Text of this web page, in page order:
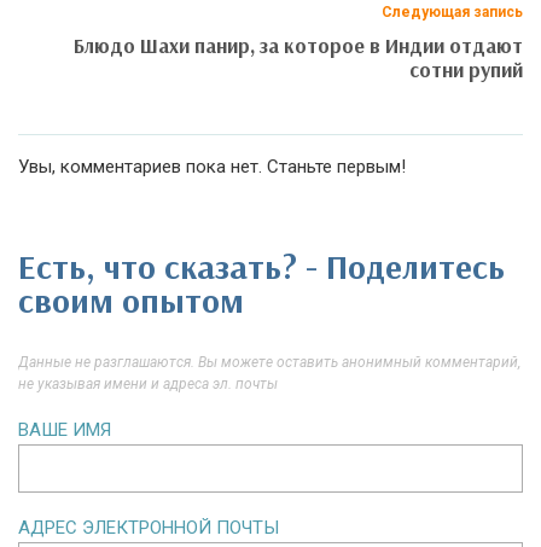
Следующая запись
Блюдо Шахи панир, за которое в Индии отдают
сотни рупий
Увы, комментариев пока нет. Станьте первым!
Есть, что сказать? - Поделитесь
своим опытом
Данные не разглашаются. Вы можете оставить анонимный комментарий,
не указывая имени и адреса эл. почты
ВАШЕ ИМЯ
АДРЕС ЭЛЕКТРОННОЙ ПОЧТЫ